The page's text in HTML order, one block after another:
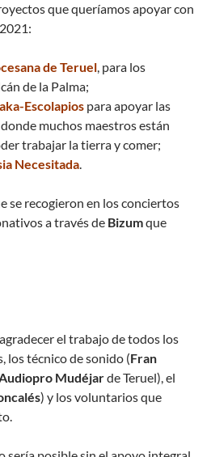
que queríamos apoyar con
de Teruel, para los
de la Palma;
Escolapios para apoyar las
muchos maestros están
trabajar la tierra y comer;
Necesitada.
se recogieron en los conciertos
a través de Bizumque
el trabajo de todos los
los técnico de sonido (Fran
Mudéjarde Teruel), el
) y los voluntarios que